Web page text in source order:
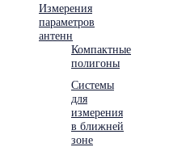
Измерения
параметров
антенн
Компактные
полигоны
Системы
для
измерения
в ближней
зоне